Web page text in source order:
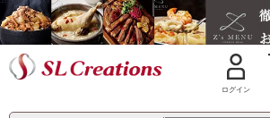
ログイン